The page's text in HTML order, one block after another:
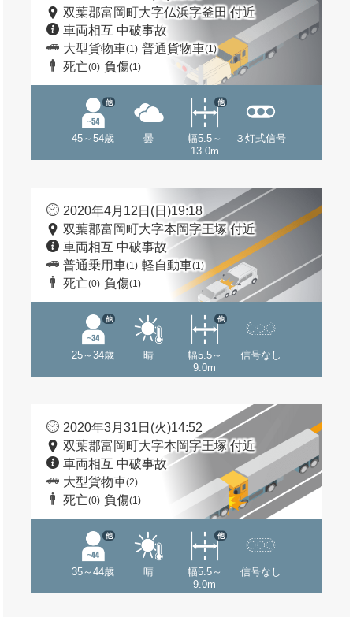
双葉郡富岡町大字仏浜字釜田 付近
車両相互 中破事故
大型貨物車(1) 普通貨物車(1)
死亡(0) 負傷(1)
45～54歳
他
曇
幅5.5～
13.0m
他
３灯式信号
2020年4月12日(日)19:18
双葉郡富岡町大字本岡字王塚 付近
車両相互 中破事故
普通乗用車(1) 軽自動車(1)
死亡(0) 負傷(1)
25～34歳
他
晴
幅5.5～
9.0m
他
信号なし
2020年3月31日(火)14:52
双葉郡富岡町大字本岡字王塚 付近
車両相互 中破事故
大型貨物車(2)
死亡(0) 負傷(1)
35～44歳
他
晴
幅5.5～
9.0m
他
信号なし